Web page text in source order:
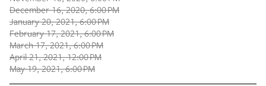
December 16, 2020, 6:00 PM
January 20, 2021, 6:00 PM
February 17, 2021, 6:00 PM
March 17, 2021, 6:00 PM
April 21, 2021, 12:00 PM
May 19, 2021, 6:00 PM